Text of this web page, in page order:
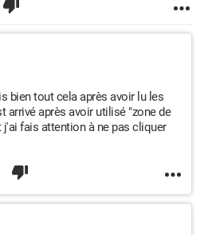
bien tout cela après avoir lu les
arrivé après avoir utilisé "zone de
fais attention à ne pas cliquer